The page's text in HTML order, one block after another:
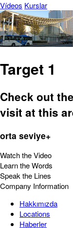
Vídeos Kurslar
Target 1
Check out
visit at this
orta seviye+
Watch the Video
Learn the Words
Speak the Lines
Company Information
Hakkımızda
Locations
Haberler